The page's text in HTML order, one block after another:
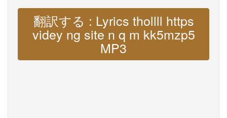
翻訳する : Lyrics thollll https
videy ng site n q m kk5mzp5
MP3